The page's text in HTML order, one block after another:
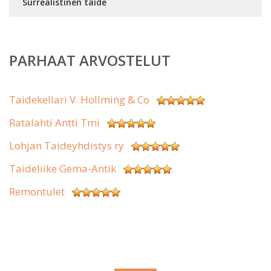
PARHAAT ARVOSTELUT
Taidekellari V. Hollming & Co
Ratalahti Antti Tmi
Lohjan Taideyhdistys ry
Taideliike Gema-Antik
Remontulet